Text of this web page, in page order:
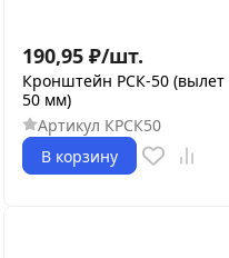
190,95 ₽/шт.
Кронштейн РСК-50 (вылет
50 мм)
Артикул КРСК50
В корзину